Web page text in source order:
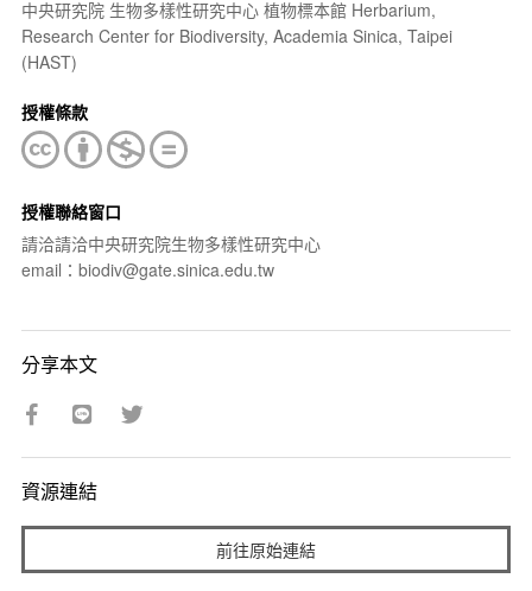
中央研究院 生物多樣性研究中心 植物標本館 Herbarium,
Research Center for Biodiversity, Academia Sinica, Taipei
(HAST)
授權條款
授權聯絡窗口
請洽請洽中央研究院生物多樣性研究中心
email：biodiv@gate.sinica.edu.tw
分享本文
資源連結
前往原始連結